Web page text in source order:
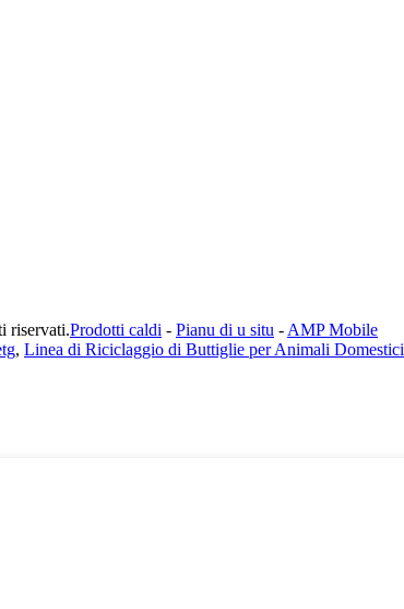
riservati.Prodotti caldi - Pianu di u situ - AMP Mobile
, Linea di Riciclaggio di Buttiglie per Animali Domestici